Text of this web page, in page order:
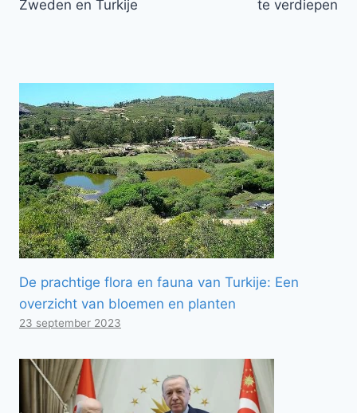
Zweden en Turkije
te verdiepen
De prachtige flora en fauna van Turkije: Een
overzicht van bloemen en planten
23 september 2023